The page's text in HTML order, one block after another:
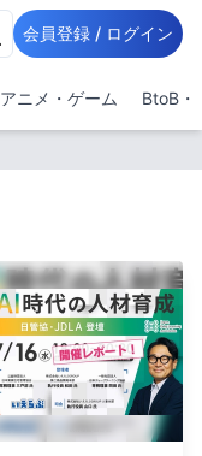
会員登録 / ログイン
アニメ・ゲーム BtoB・